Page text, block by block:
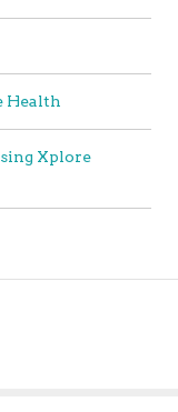
Health
Xplore